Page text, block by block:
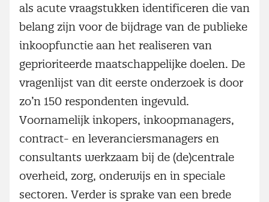
als acute vraagstukken identificeren die van
belang zijn voor de bijdrage van de publieke
inkoopfunctie aan het realiseren van
geprioriteerde maatschappelijke doelen. De
vragenlijst van dit eerste onderzoek is door
zo’n 150 respondenten ingevuld.
Voornamelijk inkopers, inkoopmanagers,
contract- en leveranciersmanagers en
consultants werkzaam bij de (de)centrale
overheid, zorg, onderwijs en in speciale
sectoren. Verder is sprake van een brede